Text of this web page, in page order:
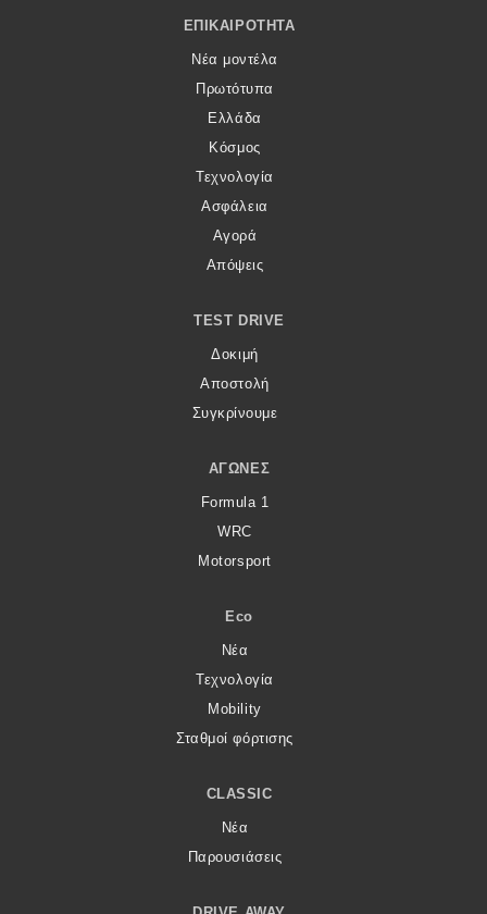
Footer Menu
ΕΠΙΚΑΙΡΌΤΗΤΑ
Νέα μοντέλα
Πρωτότυπα
Ελλάδα
Κόσμος
Τεχνολογία
Ασφάλεια
Αγορά
Απόψεις
TEST DRIVE
Δοκιμή
Αποστολή
Συγκρίνουμε
ΑΓΏΝΕΣ
Formula 1
WRC
Motorsport
Eco
Νέα
Τεχνολογία
Mobility
Σταθμοί φόρτισης
CLASSIC
Νέα
Παρουσιάσεις